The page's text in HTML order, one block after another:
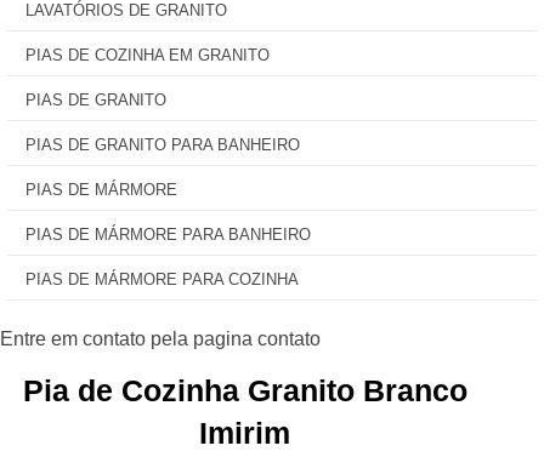
LAVATÓRIOS DE GRANITO
PIAS DE COZINHA EM GRANITO
PIAS DE GRANITO
PIAS DE GRANITO PARA BANHEIRO
PIAS DE MÁRMORE
PIAS DE MÁRMORE PARA BANHEIRO
PIAS DE MÁRMORE PARA COZINHA
Pia de Cozinha Granito Branco
Imirim